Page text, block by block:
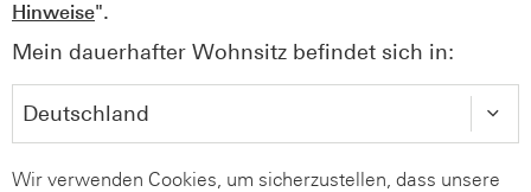
Hinweise".
Mein dauerhafter Wohnsitz befindet sich in:
Wir verwenden Cookies, um sicherzustellen, dass unsere